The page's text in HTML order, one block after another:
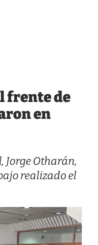
frente de
en
Otharán,
realizado el